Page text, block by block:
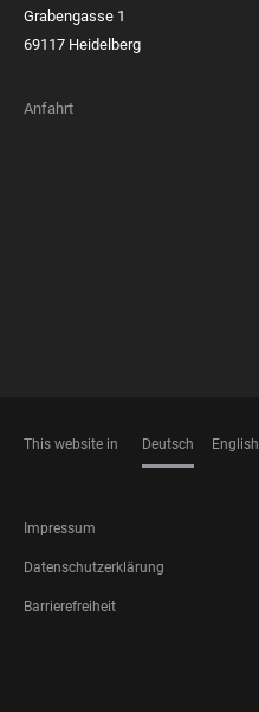
Grabengasse 1
69117 Heidelberg
Anfahrt
This website in Deutsch English
FOOTER
LEGAL
Impressum
Datenschutzerklärung
Barrierefreiheit